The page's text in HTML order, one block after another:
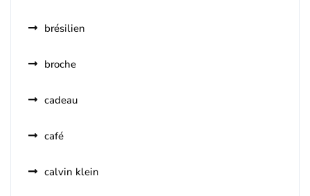
brésilien
broche
cadeau
café
calvin klein